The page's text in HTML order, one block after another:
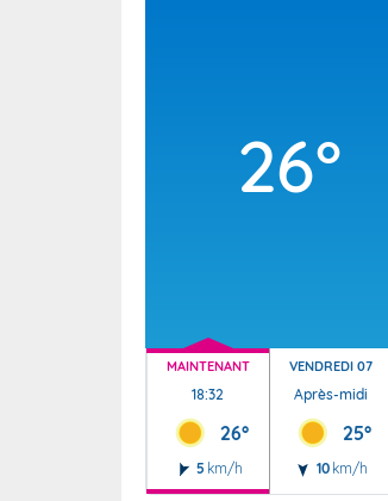
26°
MAINTENANT
18:32
26°
5 km/h
VENDREDI 07
Après-midi
25°
10 km/h